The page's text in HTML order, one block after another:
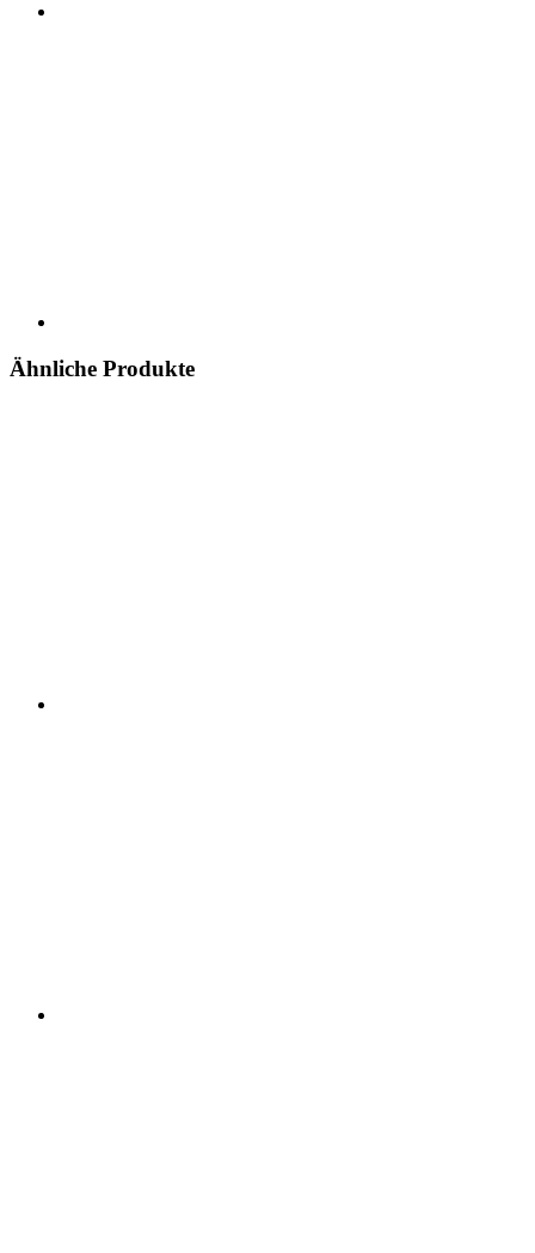
Ähnliche Produkte